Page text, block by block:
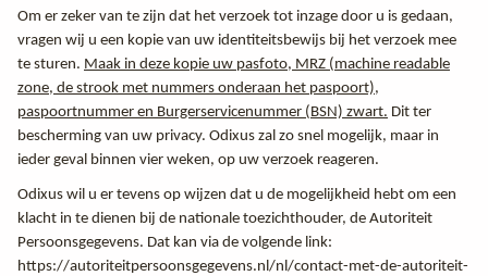
Om er zeker van te zijn dat het verzoek tot inzage door u is gedaan,
vragen wij u een kopie van uw identiteitsbewijs bij het verzoek mee
te sturen. Maak in deze kopie uw pasfoto, MRZ (machine readable
zone, de strook met nummers onderaan het paspoort),
paspoortnummer en Burgerservicenummer (BSN) zwart. Dit ter
bescherming van uw privacy. Odixus zal zo snel mogelijk, maar in
ieder geval binnen vier weken, op uw verzoek reageren.
Odixus wil u er tevens op wijzen dat u de mogelijkheid hebt om een
klacht in te dienen bij de nationale toezichthouder, de Autoriteit
Persoonsgegevens. Dat kan via de volgende link:
https://autoriteitpersoonsgegevens.nl/nl/contact-met-de-autoriteit-